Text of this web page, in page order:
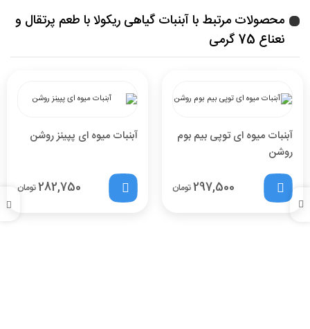
محصولات مرتبط با آبنبات گیاهی ریکولا با طعم پرتقال و
نعناع 75 گرمی
آبنبات میوه ای توپی بیم بوم
روشن
297,500تومان
آبنبات میوه ای پپینز روشن
282,750تومان